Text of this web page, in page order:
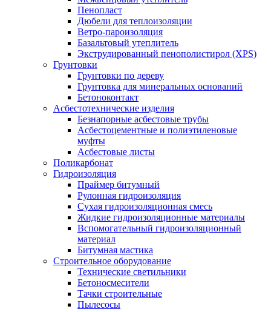
Пенопласт
Дюбели для теплоизоляции
Ветро-пароизоляция
Базальтовый утеплитель
Экструдированный пенополистирол (XPS)
Грунтовки
Грунтовки по дереву
Грунтовка для минеральных оснований
Бетоноконтакт
Асбестотехнические изделия
Безнапорные асбестовые трубы
Асбестоцементные и полиэтиленовые
муфты
Асбестовые листы
Поликарбонат
Гидроизоляция
Праймер битумный
Рулонная гидроизоляция
Сухая гидроизоляционная смесь
Жидкие гидроизоляционные материалы
Вспомогательный гидроизоляционный
материал
Битумная мастика
Строительное оборудование
Технические светильники
Бетоносмесители
Тачки строительные
Пылесосы